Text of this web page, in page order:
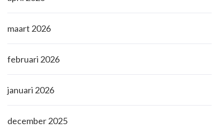
maart 2026
februari 2026
januari 2026
december 2025